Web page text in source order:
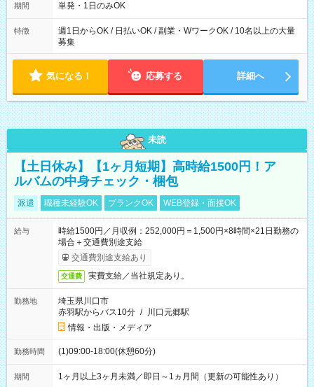
期間 単発・1日のみOK
特徴
週1日からOK / 日払いOK / 副業・WワークOK / 10名以上の大量
募集
気になる！ 応募する 詳細へ
未読
【土日休み】【1ヶ月短期】高時給1500円！ア
ルバムの中身チェック・梱包
派遣 職種未経験OK ブランクOK WEB登録・面接OK
給与
時給1500円／月収例：252,000円＝1,500円×8時間×21日勤務の
場合＋交通費別途支給
交通費別途支給あり
交通費 実費支給／当社規定あり。
勤務地
埼玉県川口市
赤羽駅からバス10分 / 川口元郷駅
情報・出版・メディア
勤務時間 (1)09:00-18:00(休憩60分)
期間 1ヶ月以上3ヶ月未満／即日～1ヵ月間（更新の可能性あり）